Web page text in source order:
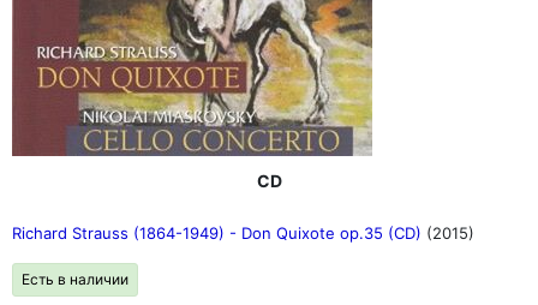
CD
Richard Strauss (1864-1949) - Don Quixote op.35 (CD) (2015)
Есть в наличии